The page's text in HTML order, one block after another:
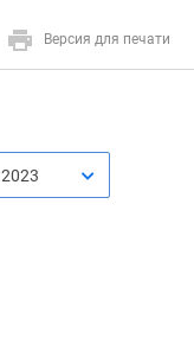
Версия для печати
2023